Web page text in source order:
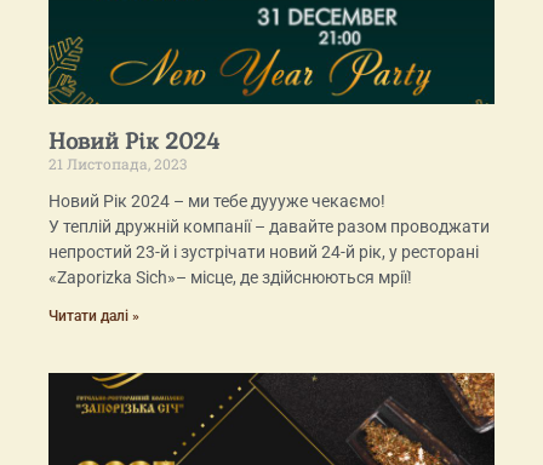
Новий Рік 2024
21 Листопада, 2023
Новий Рік 2024 – ми тебе дуууже чекаємо!
У теплій дружній компанії – давайте разом проводжати
непростий 23-й і зустрічати новий 24-й рік, у ресторані
«Zaporizka Sich»– місце, де здійснюються мрії!
Читати далі »